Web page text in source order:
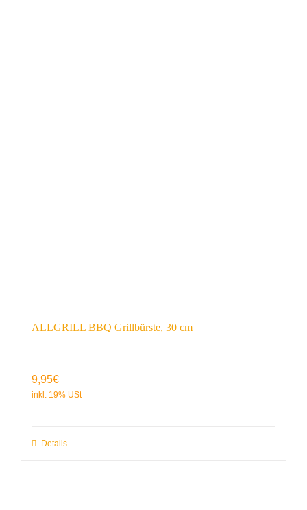
ALLGRILL BBQ Grillbürste, 30 cm
9,95€
Details